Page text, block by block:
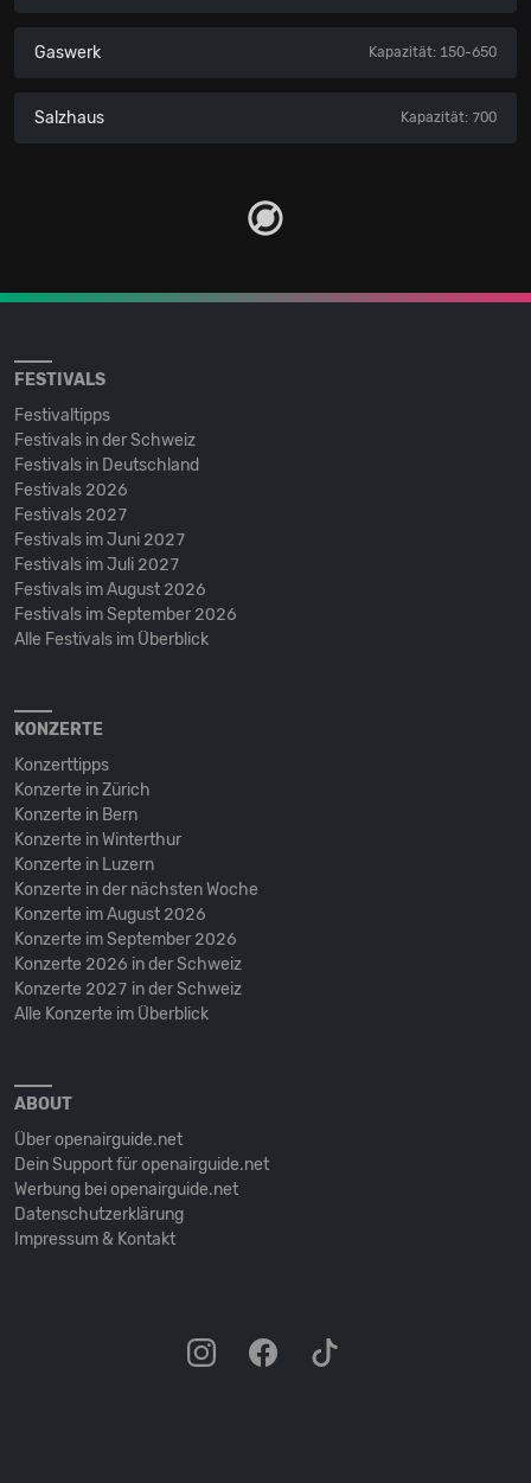
Gaswerk Kapazität: 150-650
Salzhaus Kapazität: 700
FESTIVALS
Festivaltipps
Festivals in der Schweiz
Festivals in Deutschland
Festivals 2026
Festivals 2027
Festivals im Juni 2027
Festivals im Juli 2027
Festivals im August 2026
Festivals im September 2026
Alle Festivals im Überblick
KONZERTE
Konzerttipps
Konzerte in Zürich
Konzerte in Bern
Konzerte in Winterthur
Konzerte in Luzern
Konzerte in der nächsten Woche
Konzerte im August 2026
Konzerte im September 2026
Konzerte 2026 in der Schweiz
Konzerte 2027 in der Schweiz
Alle Konzerte im Überblick
ABOUT
Über openairguide.net
Dein Support für openairguide.net
Werbung bei openairguide.net
Datenschutz­erklärung
Impressum & Kontakt